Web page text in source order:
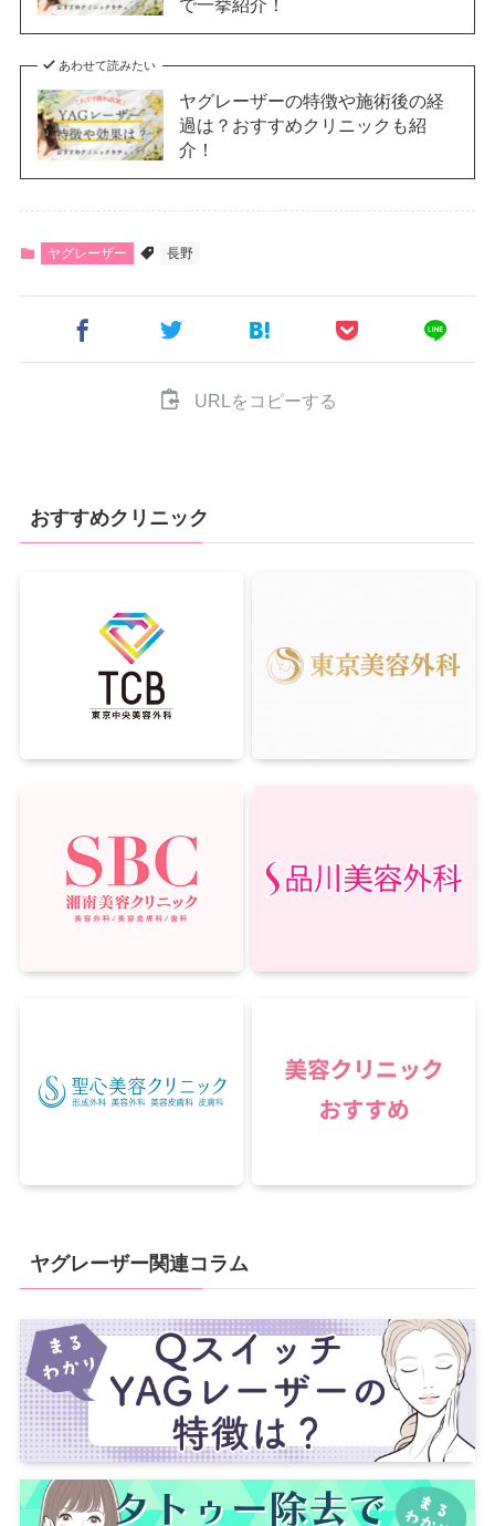
で一挙紹介！
あわせて読みたい
ヤグレーザーの特徴や施術後の経
過は？おすすめクリニックも紹
介！
ヤグレーザー 長野
URLをコピーする
おすすめクリニック
ヤグレーザー関連コラム